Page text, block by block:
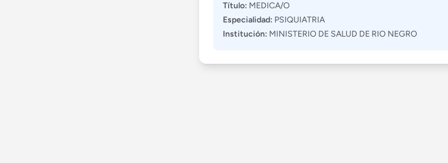
Título: MEDICA/O
Especialidad: PSIQUIATRIA
Institución: MINISTERIO DE SALUD DE RIO NEGRO